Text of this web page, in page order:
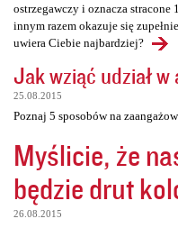
ostrzegawczy i oznacza stracone
innym razem okazuje się
uwiera Ciebie najbardziej?
Jak wziąć udział
25.08.2015
Poznaj 5 sposobów na
Myślicie, że
będzie drut
26.08.2015